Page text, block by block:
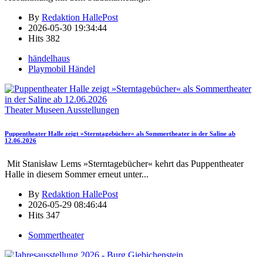
By Redaktion HallePost
2026-05-30 19:34:44
Hits 382
händelhaus
Playmobil Händel
Theater Museen Ausstellungen
Puppentheater Halle zeigt »Sterntagebücher« als Sommertheater in der Saline ab
12.06.2026
Mit Stanisław Lems »Sterntagebücher« kehrt das Puppentheater
Halle in diesem Sommer erneut unter...
By Redaktion HallePost
2026-05-29 08:46:44
Hits 347
Sommertheater